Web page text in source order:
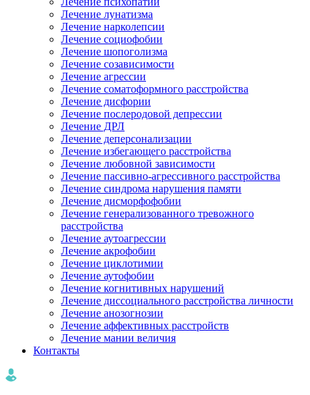
Лечение лунатизма
Лечение нарколепсии
Лечение социофобии
Лечение шопоголизма
Лечение созависимости
Лечение агрессии
Лечение соматоформного расстройства
Лечение дисфории
Лечение послеродовой депрессии
Лечение ДРЛ
Лечение деперсонализации
Лечение избегающего расстройства
Лечение любовной зависимости
Лечение пассивно-агрессивного расстройства
Лечение синдрома нарушения памяти
Лечение дисморфофобии
Лечение генерализованного тревожного
расстройства
Лечение аутоагрессии
Лечение акрофобии
Лечение циклотимии
Лечение аутофобии
Лечение когнитивных нарушений
Лечение диссоциального расстройства личности
Лечение анозогнозии
Лечение аффективных расстройств
Лечение мании величия
Контакты